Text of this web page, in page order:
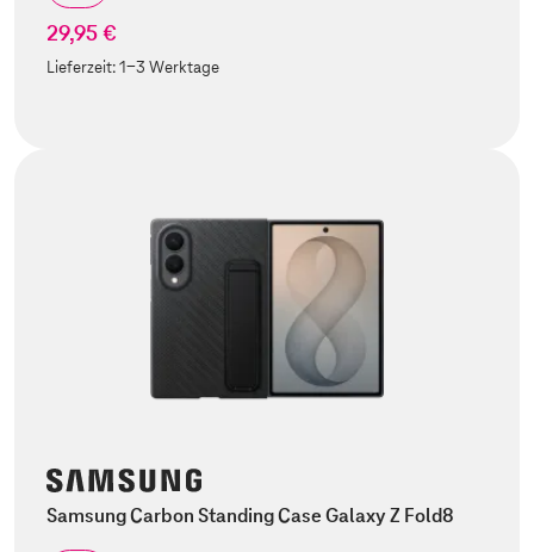
29,95 €
Lieferzeit:1-3 Werktage
Samsung Carbon Standing Case Galaxy Z Fold8